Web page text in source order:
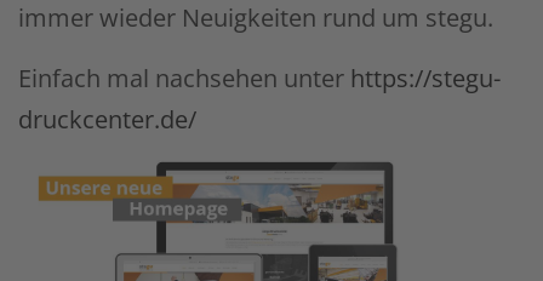
immer wieder Neuigkeiten rund um stegu.
Einfach mal nachsehen unter https://stegu-
druckcenter.de/